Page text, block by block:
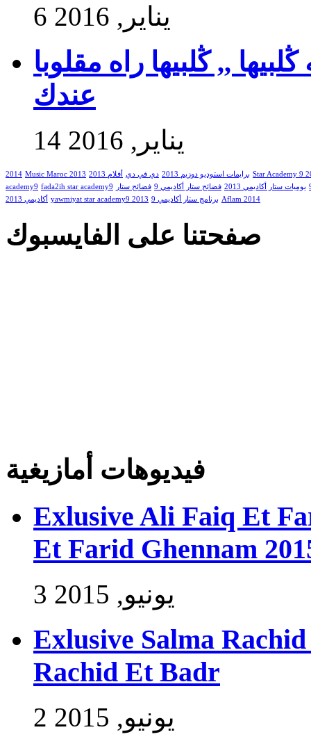
6 يناير, 2016
,, ڭلبيها راه مقلوبا
عندك
14 يناير, 2016
2014 Music Maroc 2013 برايمات استوديو دوزيم 2013 دي في دي أفلام 2013
Star Academy 9
academy9 fada2ih star academy9 يوميات ستار أكاديمي 2013 فضائح ستار أكاديمي 9
فضائح ستار
أكاديمي 2013 yawmiyat star academy9 2013 برنامج ستار أكاديمي 9 Aflam 2014
صفحتنا على الفايسبوك
فيديوهات أمازيغية
Exlusive Ali Faiq Et
Et Farid Ghennam
3 يونيو, 2015
Exlusive Salma
Rachid Et Badr
2 يونيو, 2015